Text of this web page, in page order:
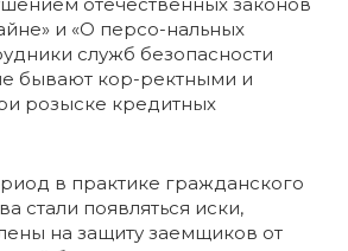
и «О персо-нальных
служб безопасности
бывают кор-ректными и
розыске кредитных
в практике гражданского
стали появляться иски,
на защиту заемщиков от